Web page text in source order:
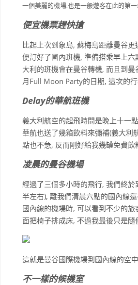
一個美麗的機場,也是一般遊客在此的第
便宜機票趕快搶
比起上次到象島, 蘇梅島距離曼谷
便訂好了國內班機, 準備搭乘早上
大利的班機會在曼谷轉機, 而且到
月Full Moon Party的日期, 這次的
Delay的華航班機
義大利航空的起飛時間是晚上十一
華航也送了幾箱飲料來彌補(義大利
點也不急, 反而剛好給我幾罐免費
凌晨的曼谷機場
經過了三個多小時的飛行, 我們終
半左右), 離我們清晨六點的國內線
國內線的機場時, 可以看到不少的
面把椅子排成床, 不過我最後只是
這就是曼谷國際機場到國內線的空
不一樣的候機室